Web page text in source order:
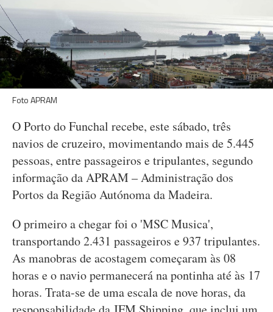
Foto APRAM
O Porto do Funchal recebe, este sábado, três
navios de cruzeiro, movimentando mais de 5.445
pessoas, entre passageiros e tripulantes, segundo
informação da APRAM – Administração dos
Portos da Região Autónoma da Madeira.
O primeiro a chegar foi o 'MSC Musica',
transportando 2.431 passageiros e 937 tripulantes.
As manobras de acostagem começaram às 08
horas e o navio permanecerá na pontinha até às 17
horas. Trata-se de uma escala de nove horas, da